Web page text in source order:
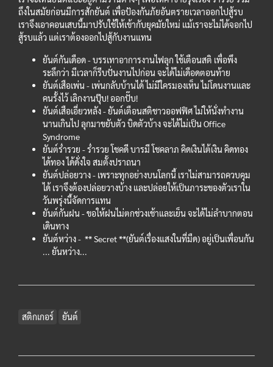
ถึงในสมัยก่อนมีการสักยันต์ เพื่อป้องกันภัยอันตรายเวลาออกไปสู้รบ
เราจึงเอาคอนเสบนี้มาปรับใช้ให้เข้ากับยุคมัยใหม่ เเม้เราจะไม่ได้จอกไป
สู้รบแล้ว แต่เราต้องออกไปสู้กับงานแทน
ยันต์กันเดือด - บรรเทาอาการงานไฟลุก ใช้เตือนสติ เพื่อพึง
ระลึกว่า มีเวลาก็รีบปั่นงานไปก่อน จะได้ไม่เดือดตอนท้าย
ยันต์เสือเพ่น - เพ่นกลับบ้านได้ ไม่มีใครมองเห็น ไม่โดนงานและ
คนรั้งไว้ เลิกงานปุ๊บ! ออกปั๊บ!
ยันต์เสือเอี่ยวหลัง - ยันต์เตือนสติชาวออฟฟิศ ไม่ให้นั่งทำงาน
นานเกินไป ลุกมาขยับตัว บิดตัวบ้าง จะได้ไม่เป็น Office
Syndrome
ยันต์ร่ำรวย - ร่ำรวย โชคดี บารมี โชคลาภ คิดเงินไต้เงิน คิดทอง
ได้ทอง ได้ดั่งใจ สมตั้งปราถนา
ยันต์ปล่อยวาง - เพราะทุกอย่างบนโลกนี้ เราไม่สามารถควบคุม
ได้ เราจึงต้องปล่อยวางบ้าง และปล่อยให้เป็นภาระของตัวเราใน
วันพรุ่งนี้จัดการแทน
ยันต์กันฝน - ขอให้ฝนไม่ตกช่วงเช้าและเย็น จะได้ไม่ลำบากตอน
เดินทาง
ยันต์หว่าง - ** Secret **(ยันต์เรื่องแสงในที่มืด) อยู่เป็นเพื่อนกัน
... ยันหว่าง...
สติกเกอร์ ยันต์